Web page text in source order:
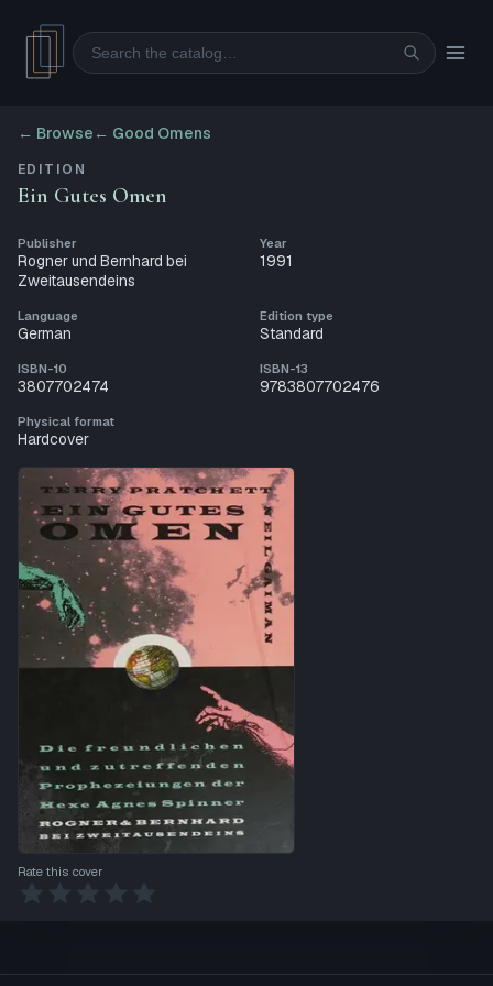
Search
← Browse ← Good Omens
EDITION
Ein Gutes Omen
Publisher
Rogner und Bernhard bei
Zweitausendeins
Year
1991
Language
German
Edition type
Standard
ISBN-10
3807702474
ISBN-13
9783807702476
Physical format
Hardcover
Rate this cover